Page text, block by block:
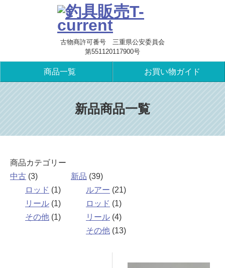
古物商許可番号 三重県公安委員会
第551120117900号
商品一覧 お買い物ガイド
新品商品一覧
商品カテゴリー
中古 (3)
ロッド (1)
リール (1)
その他 (1)
新品 (39)
ルアー (21)
ロッド (1)
リール (4)
その他 (13)